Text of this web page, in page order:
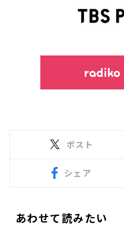
ポスト
シェア
あわせて読みたい